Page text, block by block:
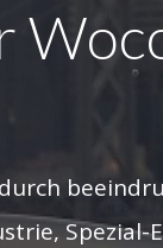
Spezial-